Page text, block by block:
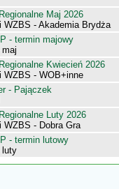
Maj 2026
WZBS - Akademia Brydża
- termin majowy
Kwiecień 2026
WZBS - WOB+inne
- Pajączek
Luty 2026
WZBS - Dobra Gra
- termin lutowy
luty